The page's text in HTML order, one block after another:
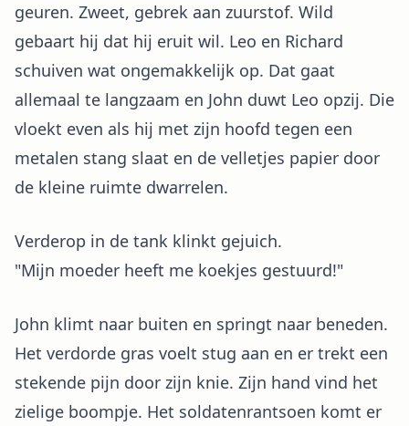
geuren. Zweet, gebrek aan zuurstof. Wild
gebaart hij dat hij eruit wil. Leo en Richard
schuiven wat ongemakkelijk op. Dat gaat
allemaal te langzaam en John duwt Leo opzij. Die
vloekt even als hij met zijn hoofd tegen een
metalen stang slaat en de velletjes papier door
de kleine ruimte dwarrelen.
Verderop in de tank klinkt gejuich.
"Mijn moeder heeft me koekjes gestuurd!"
John klimt naar buiten en springt naar beneden.
Het verdorde gras voelt stug aan en er trekt een
stekende pijn door zijn knie. Zijn hand vind het
zielige boompje. Het soldatenrantsoen komt er